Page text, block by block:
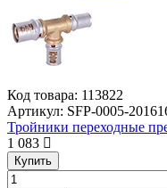
Код товара: 113822
Артикул: SFP-0005-
Тройники переходные
1 083
Купить